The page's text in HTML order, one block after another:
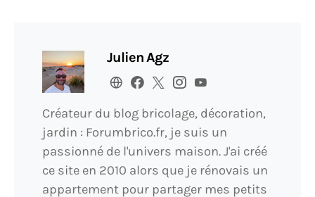
Julien Agz
Créateur du blog bricolage, décoration,
jardin : Forumbrico.fr, je suis un
passionné de l'univers maison. J'ai créé
ce site en 2010 alors que je rénovais un
appartement pour partager mes petits